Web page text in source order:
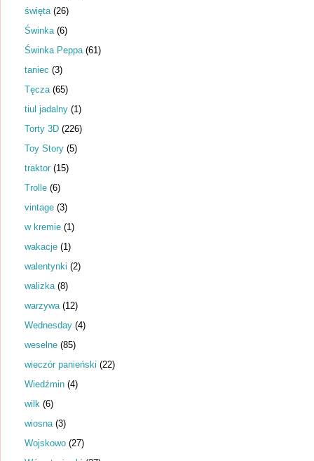
święta (26)
Świnka (6)
Świnka Peppa (61)
taniec (3)
Tęcza (65)
tiul jadalny (1)
Torty 3D (226)
Toy Story (5)
traktor (15)
Trolle (6)
vintage (3)
w kremie (1)
wakacje (1)
walentynki (2)
walizka (8)
warzywa (12)
Wednesday (4)
weselne (85)
wieczór panieński (22)
Wiedźmin (4)
wilk (6)
wiosna (3)
Wojskowo (27)